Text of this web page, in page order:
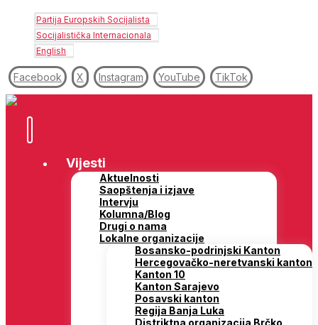
Partija Europskih Socijalista
Socijalistička Internacionala
English
Facebook X Instagram YouTube TikTok
Vijesti
Aktuelnosti
Saopštenja i izjave
Intervju
Kolumna/Blog
Drugi o nama
Lokalne organizacije
Bosansko-podrinjski Kanton
Hercegovačko-neretvanski kanton
Kanton 10
Kanton Sarajevo
Posavski kanton
Regija Banja Luka
Distriktna organizacija Brčko